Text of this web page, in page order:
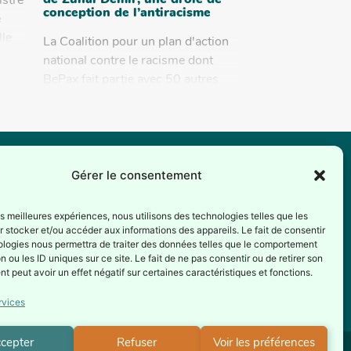
Gérer le consentement
meilleures expériences, nous utilisons des technologies telles que les
stocker et/ou accéder aux informations des appareils. Le fait de consentir
nous permettra de traiter des données telles que le comportement
ou les ID uniques sur ce site. Le fait de ne pas consentir ou de retirer son
peut avoir un effet négatif sur certaines caractéristiques et fonctions.
Refuser Voir les préférences
conception de l’antiracisme
La Coalition pour un plan d'action
national contre le racisme dont
par la Fédération Wallonie-Bruxelles depuis
juillet 1987 (Service de l’éducation permanente –
générale de la culture).